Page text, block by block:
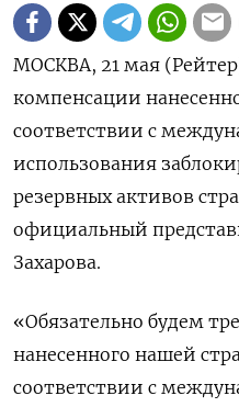
МОСКВА, 21 мая
компенсации
соответствии с
использования
резервных активов
официальный
Захарова.
«Обязательно будем
нанесенного нашей
соответствии с